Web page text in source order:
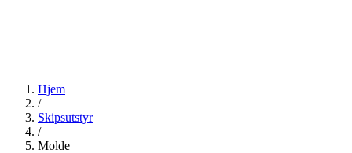
Hjem
/
Skipsutstyr
/
Molde